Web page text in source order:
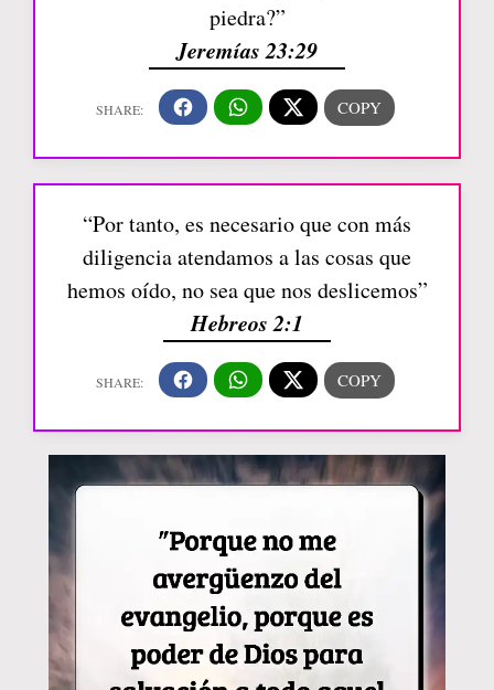
piedra?”
Jeremías 23:29
“Por tanto, es necesario que con más
diligencia atendamos a las cosas que
hemos oído, no sea que nos deslicemos”
Hebreos 2:1